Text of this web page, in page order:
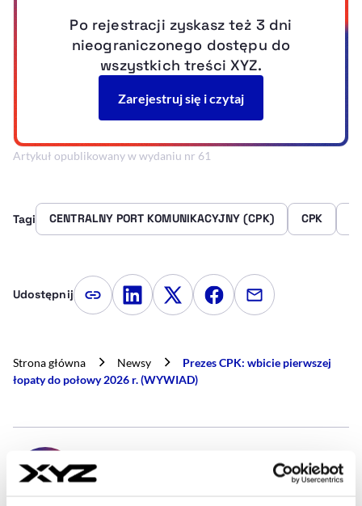
Artykuł opublikowany w wydaniu nr 61
Tagi CENTRALNY PORT KOMUNIKACYJNY (CPK) CPK
Udostępnij Kopiuj link artykułu
Udostępnij na LinkedIn
Udostępnij na Twitterze
Udostępnij na
Udostępnij
Strona główna Newsy
Prezes CPK: wbicie pierwszej
łopaty do połowy 2026 r. (WYWIAD)